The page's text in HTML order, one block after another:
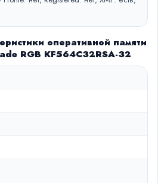
оперативной памяти
RGB KF564C32RSA-32